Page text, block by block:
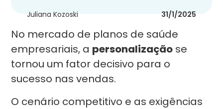
Juliana Kozoski 31/1/2025
No mercado de planos de saúde
empresariais, a personalização se
tornou um fator decisivo para o
sucesso nas vendas.
O cenário competitivo e as exigências